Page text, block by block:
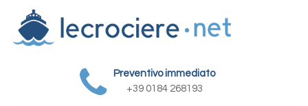
Preventivo immediato
+39 0184 268193